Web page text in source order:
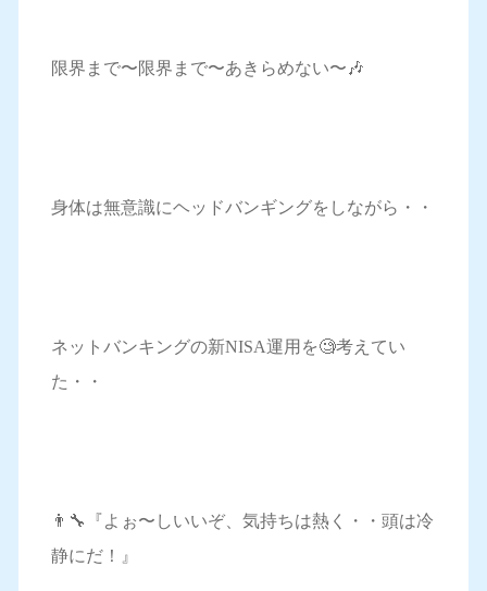
限界まで〜限界まで〜あきらめない〜🎶
身体は無意識にヘッドバンギングをしながら・・
ネットバンキングの新NISA運用を🧐考えてい
た・・
👨‍🔧『よぉ〜しいいぞ、気持ちは熱く・・頭は冷
静にだ！』